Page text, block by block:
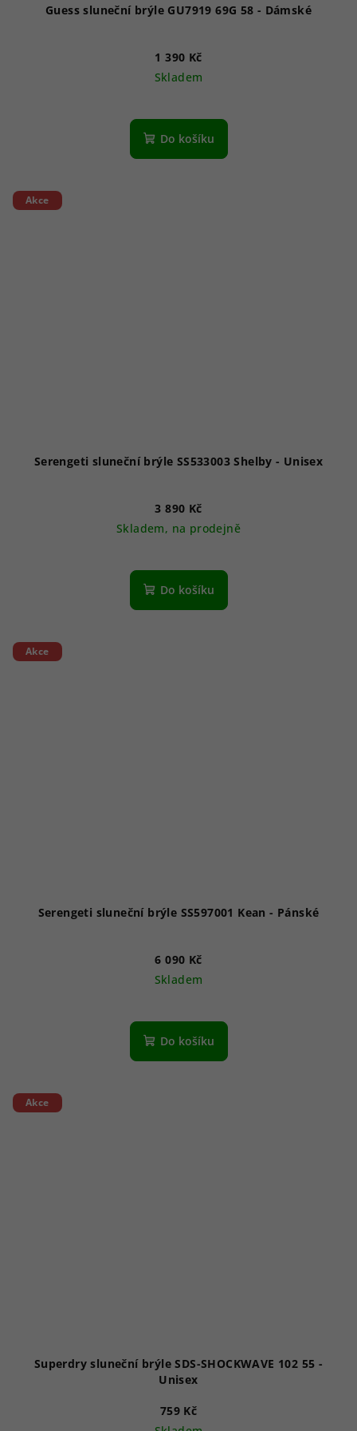
Guess sluneční brýle GU7919 69G 58 - Dámské
1 390 Kč
Skladem
Do košíku
Akce
Serengeti sluneční brýle SS533003 Shelby - Unisex
3 890 Kč
Skladem, na prodejně
Do košíku
Akce
Serengeti sluneční brýle SS597001 Kean - Pánské
6 090 Kč
Skladem
Do košíku
Akce
Superdry sluneční brýle SDS-SHOCKWAVE 102 55 -
Unisex
759 Kč